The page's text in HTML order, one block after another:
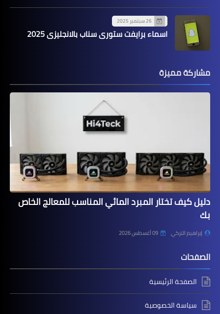
26 سبتمبر 2025
اسماء برايفت ستوري سناب بالانجليزي 2025
مشاركة مميزة
دليل كيف تختار المبرد المائي المناسب للمعالج الخاص
بك
إبراهيم التركي 09 أغسطس 2026
الصفحات
الصفحة الرئيسية
سياسة الخصوصية